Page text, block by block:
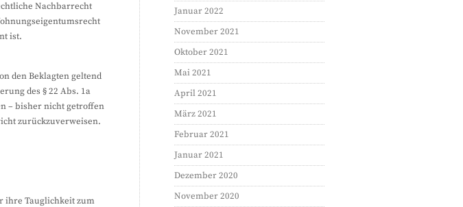
Nachbarrecht
ist.
den Beklagten geltend
des § 22 Abs. 1a
– bisher nicht getroffen
zurückzuverweisen.
ihre Tauglichkeit zum
Januar 2022
November 2021
Oktober 2021
Mai 2021
April 2021
März 2021
Februar 2021
Januar 2021
Dezember 2020
November 2020